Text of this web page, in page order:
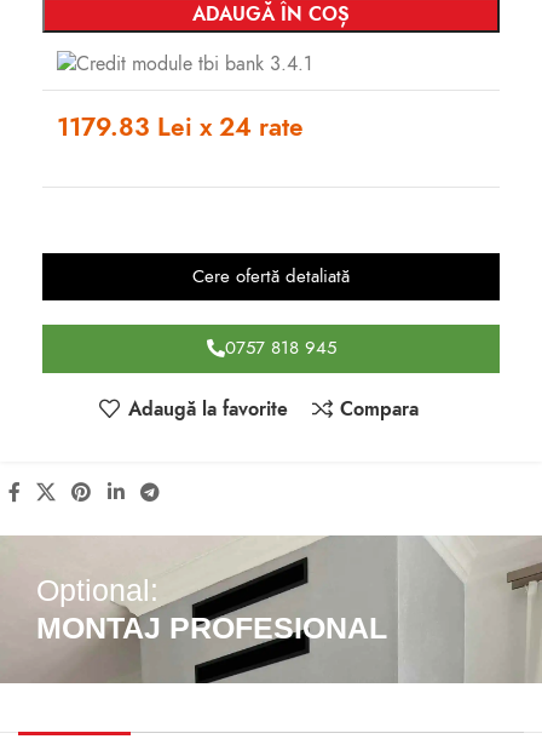
ADAUGĂ ÎN COȘ
1179.83 Lei x 24 rate
Cere ofertă detaliată
0757 818 945
Adaugă la favorite Compara
Optional:
MONTAJ PROFESIONAL